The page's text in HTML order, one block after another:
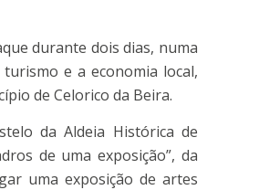
durante dois dias, numa
e a economia local,
de Celorico da Beira.
da Aldeia Histórica de
de uma exposição”, da
uma exposição de artes